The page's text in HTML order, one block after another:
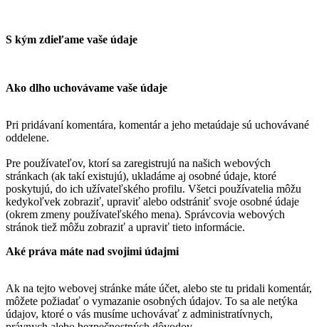
S kým zdieľame vaše údaje
Ako dlho uchovávame vaše údaje
Pri pridávaní komentára, komentár a jeho metaúdaje sú uchovávané
oddelene.
Pre používateľov, ktorí sa zaregistrujú na našich webových
stránkach (ak takí existujú), ukladáme aj osobné údaje, ktoré
poskytujú, do ich užívateľského profilu. Všetci používatelia môžu
kedykoľvek zobraziť, upraviť alebo odstrániť svoje osobné údaje
(okrem zmeny používateľského mena). Správcovia webových
stránok tiež môžu zobraziť a upraviť tieto informácie.
Aké práva máte nad svojimi údajmi
Ak na tejto webovej stránke máte účet, alebo ste tu pridali komentár,
môžete požiadať o vymazanie osobných údajov. To sa ale netýka
údajov, ktoré o vás musíme uchovávať z administratívnych,